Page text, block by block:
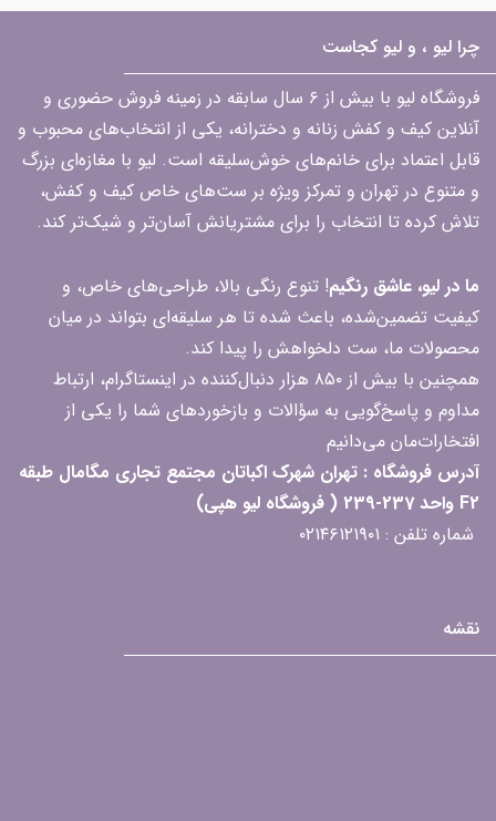
چرا لیو ، و لیو کجاست
فروشگاه لیو با بیش از ۶ سال سابقه در زمینه فروش حضوری و
آنلاین کیف و کفش زنانه و دخترانه، یکی از انتخاب‌های محبوب و
قابل اعتماد برای خانم‌های خوش‌سلیقه است. لیو با مغازه‌ای بزرگ
و متنوع در تهران و تمرکز ویژه بر ست‌های خاص کیف و کفش،
تلاش کرده تا انتخاب را برای مشتریانش آسان‌تر و شیک‌تر کند.
ما در لیو، عاشق رنگیم! تنوع رنگی بالا، طراحی‌های خاص، و
کیفیت تضمین‌شده، باعث شده تا هر سلیقه‌ای بتواند در میان
محصولات ما، ست دلخواهش را پیدا کند.
همچنین با بیش از ۸۵۰ هزار دنبال‌کننده در اینستاگرام، ارتباط
مداوم و پاسخ‌گویی به سؤالات و بازخوردهای شما را یکی از
افتخارات‌مان می‌دانیم
آدرس فروشگاه : تهران شهرک اکباتان مجتمع تجاری مگامال طبقه
F2 واحد 237-239 ( فروشگاه لیو هپی)
شماره تلفن : ۰۲۱۴۶۱۲۱۹۰۱
نقشه